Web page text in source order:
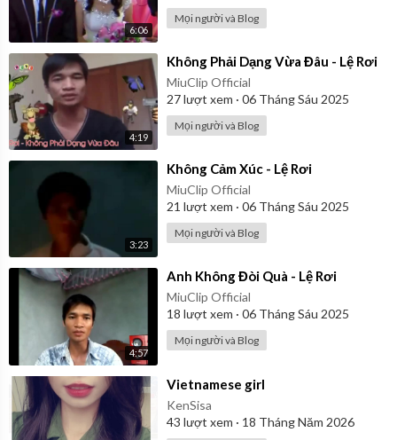
6:06
Mọi người và Blog
4:19
⁣Không Phải Dạng Vừa Đâu - Lệ Rơi
MiuClip Official
27lượt xem · 06 Tháng Sáu 2025
Mọi người và Blog
3:23
⁣Không Cảm Xúc - Lệ Rơi
MiuClip Official
21 lượt xem · 06 Tháng Sáu 2025
Mọi người và Blog
4:57
⁣Anh Không Đòi Quà - Lệ Rơi
MiuClip Official
18 lượt xem · 06 Tháng Sáu 2025
Mọi người và Blog
⁣Vietnamese girl
KenSisa
43 lượt xem · 18 Tháng Năm 2026